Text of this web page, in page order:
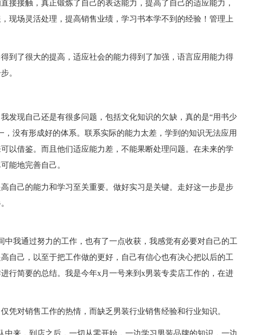
接接触，真正锻炼了自己的表达能力，提高了自己的适应能力，
现场灵活处理，提高销售业绩，学习书本学不到的经验！管理上
到了很大的提高，适应社会的能力得到了加强，语言应用能力得
。
发现自己还是有很多问题，包括文化知识的欠缺，真的是“用书少
没有形成好的体系。联系实际的能力太差，学到的知识无法应用
以借鉴。而且他们适应能力差，不能果断处理问题。在未来的学
能地完善自己。
自己的能力和学习至关重要。做好实习是关键。走好这一步是步
中我通过努力的工作，也有了一点收获，我感觉有必要对自己的工
自己，以至于把工作做的更好，自己有信心也有决心把以后的工
行简要的总结。我是今年x月一号来到x男装专卖店工作的，在进
凭对销售工作的热情，而缺乏男装行业销售经验和行业知识。
中来，到店之后，一切从零开始，一边学习男装品牌的知识，一边